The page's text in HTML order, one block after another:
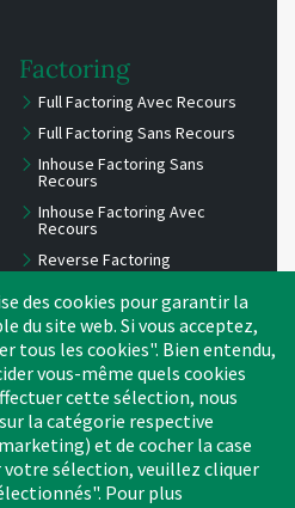
Factoring
Full Factoring Avec Recours
Full Factoring Sans Recours
Inhouse Factoring Sans
Recours
Inhouse Factoring Avec
Recours
Reverse Factoring
Demander une offre
Peppol-ID
des cookies pour garantir la
du site web. Si vous acceptez,
tous les cookies". Bien entendu,
vous-même quels cookies
cette sélection, nous
la catégorie respective
et de cocher la case
sélection, veuillez cliquer
Pour plus